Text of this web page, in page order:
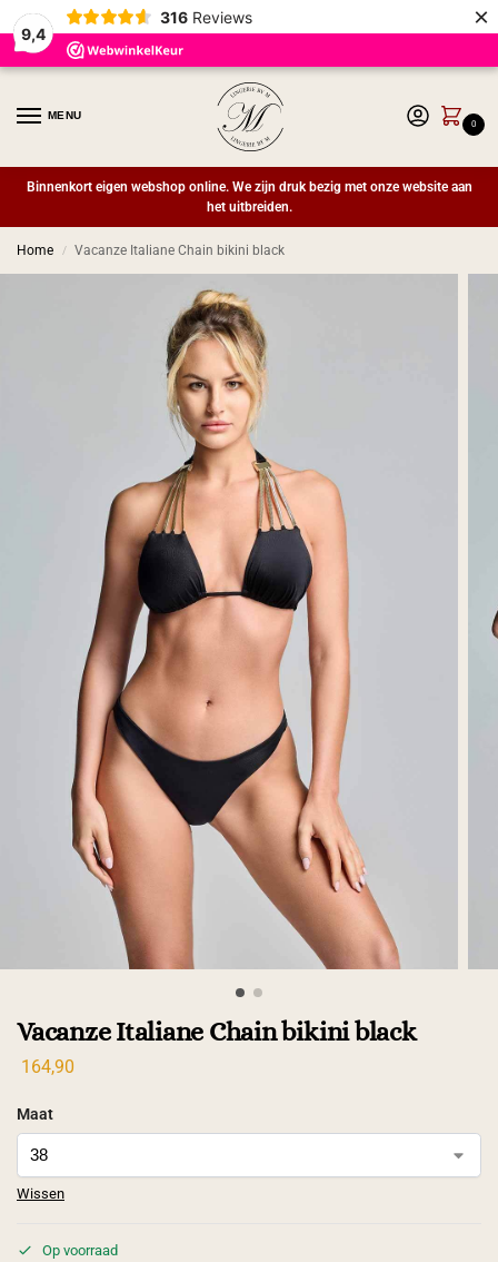
9,4
316 Reviews ×
MENU
0
Binnenkort eigen webshop online. We zijn druk bezig met onze website aan
het uitbreiden.
Home / Vacanze Italiane Chain bikini black
Vacanze Italiane Chain bikini black
164,90
Maat
Wissen
Op voorraad